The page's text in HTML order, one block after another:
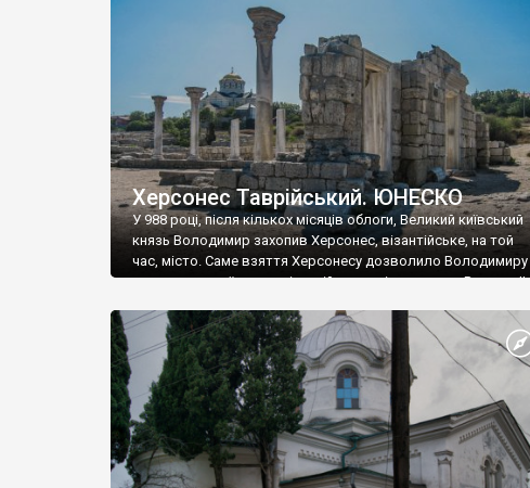
візантійської доби. Раритети викрадені з фондів об’єкту
культурної спадщини ЮНЕСКО «Херсонеса Таврійського».
Офіційно – на виставку «Золото Візантії», але експерти та
влада в Україні вважають це лише […]
Херсонес Таврійський. ЮНЕСКО
У 988 році, після кількох місяців облоги, Великий київський
князь Володимир захопив Херсонес, візантійське, на той
час, місто. Саме взяття Херсонесу дозволило Володимиру
диктувати свої умови візантійському імператору Василю ІІ,
Херсонесі Володимир-язичник, став Василем-
християнином. А потім було Хрещення Русі. На честь
Херсонесу Таврійського названо місто […]